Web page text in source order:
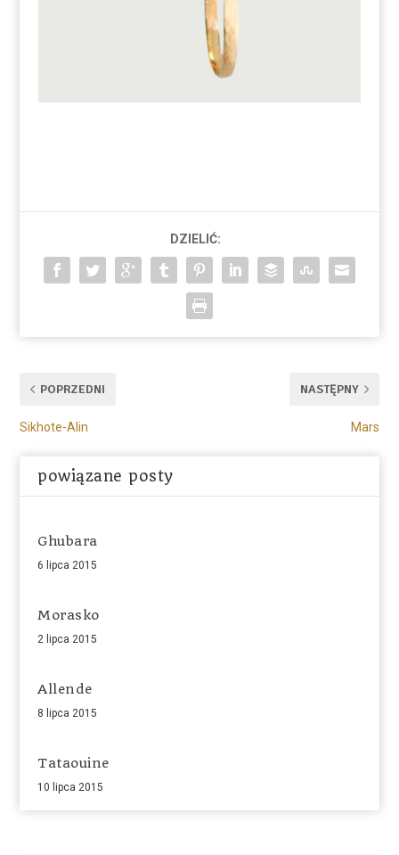
DZIELIĆ:
POPRZEDNI
Sikhote-Alin
NASTĘPNY
Mars
powiązane posty
Ghubara
6 lipca 2015
Morasko
2 lipca 2015
Allende
8 lipca 2015
Tataouine
10 lipca 2015